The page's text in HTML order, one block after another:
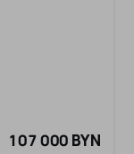
107 000 BYN